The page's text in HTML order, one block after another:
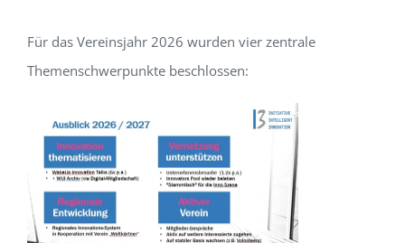
Für das Vereinsjahr 2026 wurden vier zentrale
Themenschwerpunkte beschlossen: